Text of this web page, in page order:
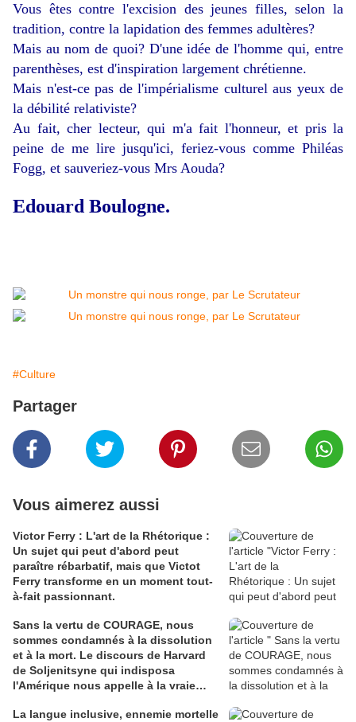
Vous êtes contre l'excision des jeunes filles, selon la
tradition, contre la lapidation des femmes adultères?
Mais au nom de quoi? D'une idée de l'homme qui, entre
parenthèses, est d'inspiration largement chrétienne.
Mais n'est-ce pas de l'impérialisme culturel aus yeux de
la débilité relativiste?
Au fait, cher lecteur, qui m'a fait l'honneur, et pris la
peine de me lire jusqu'ici, feriez-vous comme Philéas
Fogg, et sauveriez-vous Mrs Aouda?
Edouard Boulogne.
#Culture
Partager
Vous aimerez aussi
Victor Ferry : L'art de la Rhétorique :
Un sujet qui peut d'abord peut
paraître rébarbatif, mais que Victot
Ferry transforme en un moment tout-
à-fait passionnant.
Sans la vertu de COURAGE, nous
sommes condamnés à la dissolution
et à la mort. Le discours de Harvard
de Soljenitsyne qui indisposa
l'Amérique nous appelle à la vraie
La langue inclusive, ennemie mortelle